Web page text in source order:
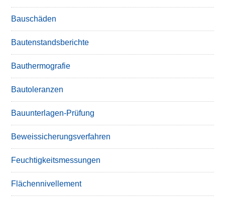
Bauschäden
Bautenstandsberichte
Bauthermografie
Bautoleranzen
Bauunterlagen-Prüfung
Beweissicherungsverfahren
Feuchtigkeitsmessungen
Flächennivellement